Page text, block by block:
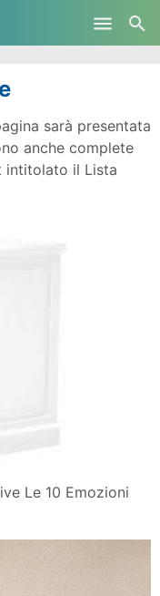
sarà presentata
anche complete
intitolato il Lista
Le 10 Emozioni